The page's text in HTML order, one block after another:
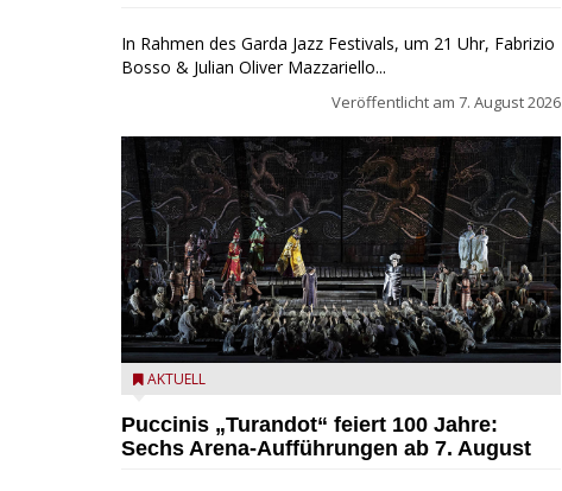
In Rahmen des Garda Jazz Festivals, um 21 Uhr, Fabrizio
Bosso & Julian Oliver Mazzariello...
Veröffentlicht am 7. August 2026
Turandot in der Arena von Verona - Ennevi für
AKTUELL
Puccinis „Turandot“ feiert 100 Jahre:
Sechs Arena-Aufführungen ab 7. August